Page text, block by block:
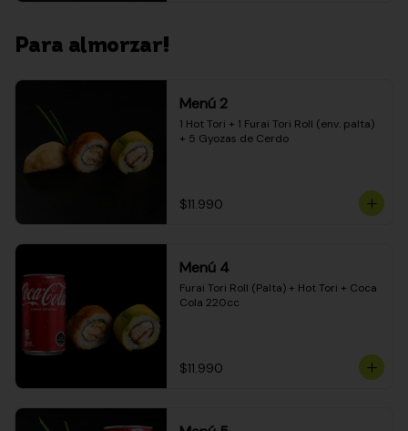
Para almorzar!
Menú 2
1 Hot Tori + 1 Furai Tori Roll (env. palta)
+ 5 Gyozas de Cerdo
$11.990
Menú 4
Furai Tori Roll (Palta) + Hot Tori + Coca
Cola 220cc
$11.990